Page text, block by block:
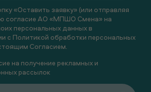
«Оставить заявку» (или отправляя
согласие АО «МПШО Смена» на
персональных данных в
с Политикой обработки персональных
Согласием.
на получение рекламных и
рассылок